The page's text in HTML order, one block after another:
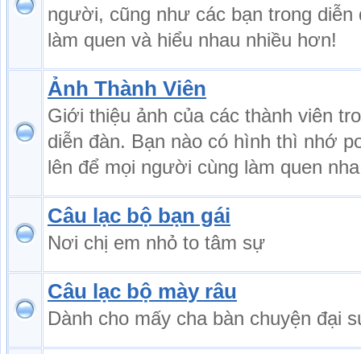
người, cũng như các bạn trong diễn
làm quen và hiểu nhau nhiều hơn!
Ảnh Thành Viên
Giới thiệu ảnh của các thành viên
diễn đàn. Bạn nào có hình thì nhớ
lên để mọi người cùng làm quen
Câu lạc bộ bạn gái
Nơi chị em nhỏ to tâm sự
Câu lạc bộ mày râu
Dành cho mấy cha bàn chuyện đại